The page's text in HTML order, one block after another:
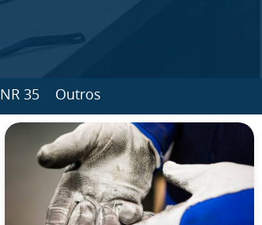
NR 35 Outros